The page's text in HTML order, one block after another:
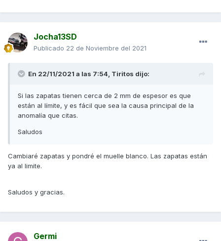
Jocha13SD
Publicado 22 de Noviembre del 2021
En 22/11/2021 a las 7:54, Tiritos dijo:
Si las zapatas tienen cerca de 2 mm de espesor es que
están al límite, y es fácil que sea la causa principal de la
anomalía que citas.
Saludos
Cambiaré zapatas y pondré el muelle blanco. Las zapatas están
ya al limite.
Saludos y gracias.
Germi